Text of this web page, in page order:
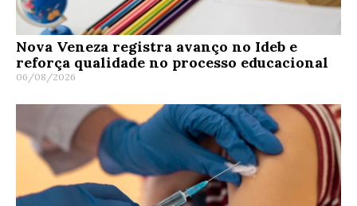
Nova Veneza registra avanço no Ideb e
reforça qualidade no processo educacional
06/08/2026